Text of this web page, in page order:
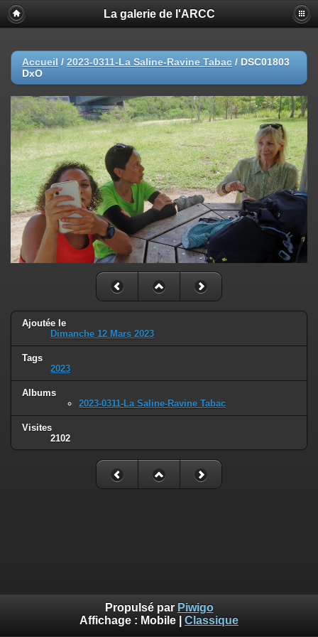
La galerie de l'ARCC
Accueil / 2023-0311-La Saline-Ravine Tabac / DSC01803
DxO
Ajoutée le
Dimanche 12 Mars 2023
Tags
2023
Albums
2023-0311-La Saline-Ravine Tabac
Visites
2102
Propulsé par Piwigo
Affichage : Mobile Classique